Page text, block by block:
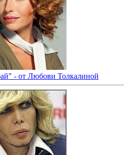
- от Любови Толкалиной